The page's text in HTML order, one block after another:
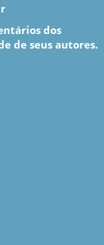
dos
de seus autores.